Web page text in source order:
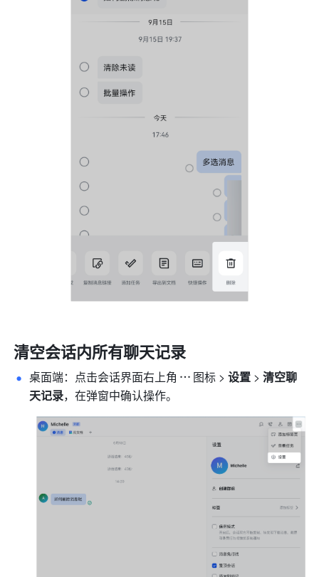
清空会话内所有聊天记录
桌面端：点击会话界面右上角 图标 > 设置 > 清空聊
天记录，在弹窗中确认操作。